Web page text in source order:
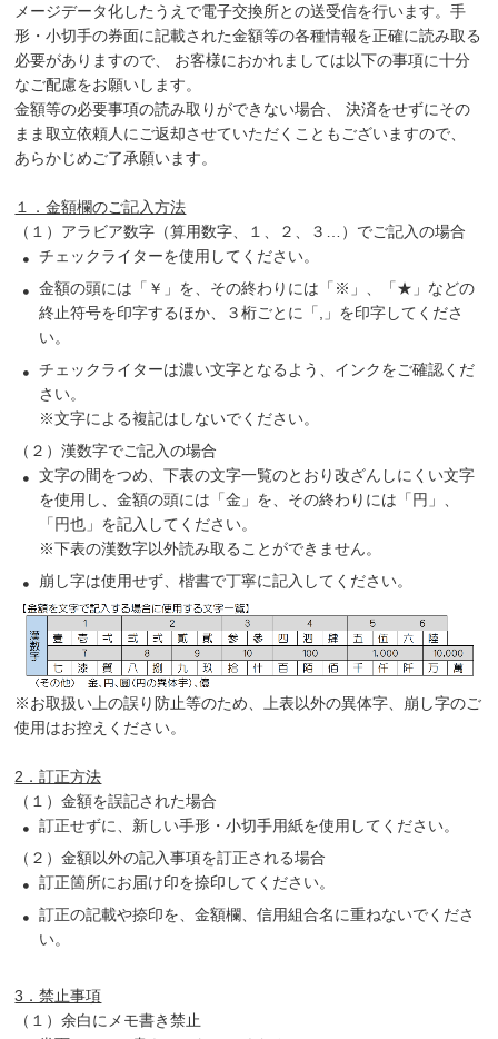
メージデータ化したうえで電子交換所との送受信を行います。手
形・小切手の券面に記載された金額等の各種情報を正確に読み取る
必要がありますので、 お客様におかれましては以下の事項に十分
なご配慮をお願いします。
金額等の必要事項の読み取りができない場合、 決済をせずにその
まま取立依頼人にご返却させていただくこともございますので、
あらかじめご了承願います。
１．金額欄のご記入方法
（１）アラビア数字（算用数字、１、２、３…）でご記入の場合
チェックライターを使用してください。
金額の頭には「￥」を、その終わりには「※」、「★」などの
終止符号を印字するほか、３桁ごとに「,」を印字してくださ
い。
チェックライターは濃い文字となるよう、インクをご確認くだ
さい。
※文字による複記はしないでください。
（２）漢数字でご記入の場合
文字の間をつめ、下表の文字一覧のとおり改ざんしにくい文字
を使用し、金額の頭には「金」を、その終わりには「円」、
「円也」を記入してください。
※下表の漢数字以外読み取ることができません。
崩し字は使用せず、楷書で丁寧に記入してください。
※お取扱い上の誤り防止等のため、上表以外の異体字、崩し字のご
使用はお控えください。
2．訂正方法
（１）金額を誤記された場合
訂正せずに、新しい手形・小切手用紙を使用してください。
（２）金額以外の記入事項を訂正される場合
訂正箇所にお届け印を捺印してください。
訂正の記載や捺印を、金額欄、信用組合名に重ねないでくださ
い。
3．禁止事項
（１）余白にメモ書き禁止